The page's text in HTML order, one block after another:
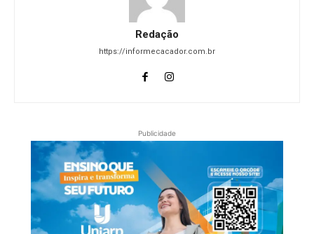
Redação
https://informecacador.com.br
Publicidade